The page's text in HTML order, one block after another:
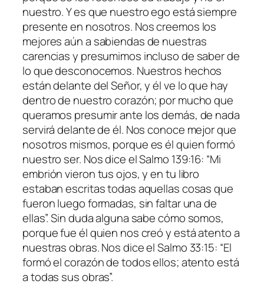
nuestro. Y es que nuestro ego está siempre
presente en nosotros. Nos creemos los
mejores aún a sabiendas de nuestras
carencias y presumimos incluso de saber de
lo que desconocemos. Nuestros hechos
están delante del Señor, y él ve lo que hay
dentro de nuestro corazón; por mucho que
queramos presumir ante los demás, de nada
servirá delante de él. Nos conoce mejor que
nosotros mismos, porque es él quien formó
nuestro ser. Nos dice el Salmo 139:16: “Mi
embrión vieron tus ojos, y en tu libro
estaban escritas todas aquellas cosas que
fueron luego formadas, sin faltar una de
ellas”. Sin duda alguna sabe cómo somos,
porque fue él quien nos creó y está atento a
nuestras obras. Nos dice el Salmo 33:15: “El
formó el corazón de todos ellos; atento está
a todas sus obras”.